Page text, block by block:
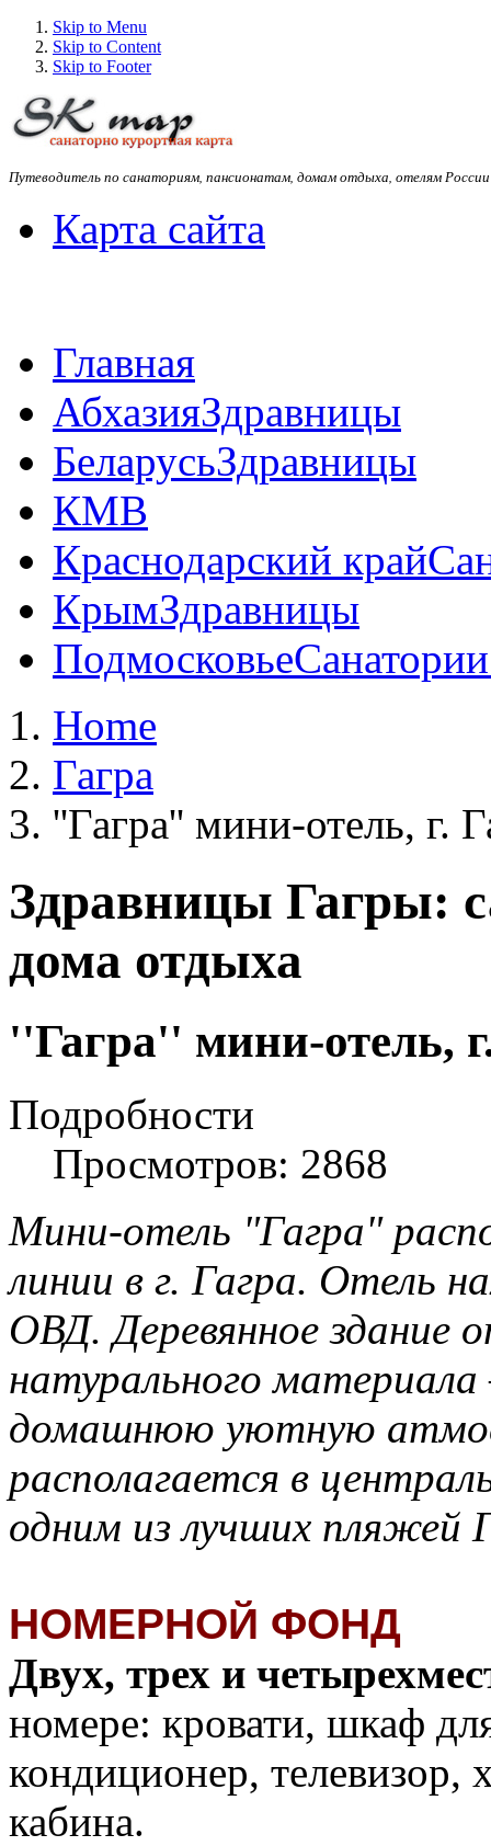
Skip to Menu
Skip to Content
Skip to Footer
Путеводитель по санаториям, пансионатам, домам отдыха, отелям
Карта сайта
Главная
АбхазияЗдравницы
БеларусьЗдравницы
КМВ
Краснодарский край
КрымЗдравницы
Подмосковье
Home
Гагра
''Гагра'' мини-отель, г.
Здравницы Гагры:
дома отдыха
''Гагра'' мини-отель,
Подробности
Просмотров: 2868
Мини-отель "Гагра"
линии в г. Гагра. Отель
ОВД. Деревянное здание
натурального
домашнюю уютную
располагается в
одним из лучших пляжей
НОМЕРНОЙ ФОНД
Двух, трех и
номере: кровати, шкаф
кондиционер, телевизор,
кабина.